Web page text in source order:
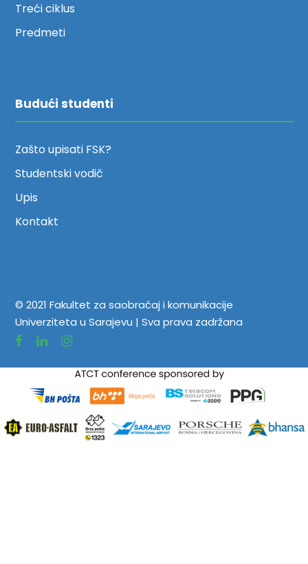
Treći ciklus
Predmeti
Budući studenti
Zašto upisati FSK?
Studentski vodič
Upis
Kontakt
© 2021 Fakultet za saobraćaj i komunikacije
Univerziteta u Sarajevu | Sva prava zadržana